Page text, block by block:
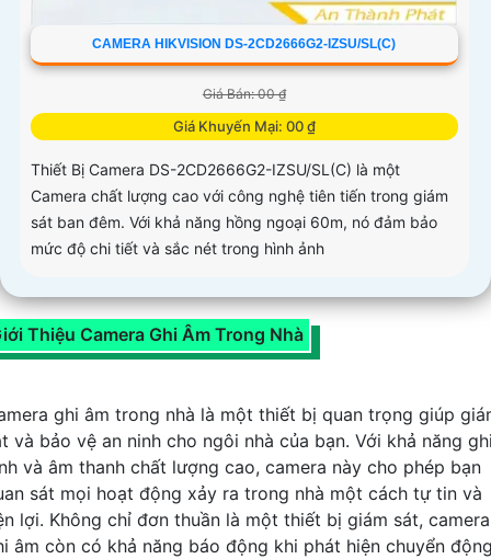
CAMERA HIKVISION DS-2CD2666G2-IZSU/SL(C)
Giá Bán: 00 ₫
Giá Khuyến Mại: 00 ₫
Thiết Bị Camera DS-2CD2666G2-IZSU/SL(C) là một
Camera chất lượng cao với công nghệ tiên tiến trong giám
sát ban đêm. Với khả năng hồng ngoại 60m, nó đảm bảo
mức độ chi tiết và sắc nét trong hình ảnh
Thiệu Camera Ghi Âm Trong Nhà
ghi âm trong nhà là một thiết bị quan trọng giúp
và bảo vệ an ninh cho ngôi nhà của bạn. Với khả năng
và âm thanh chất lượng cao, camera này cho phép bạn
sát mọi hoạt động xảy ra trong nhà một cách tự tin và
lợi. Không chỉ đơn thuần là một thiết bị giám sát, camera
âm còn có khả năng báo động khi phát hiện chuyển